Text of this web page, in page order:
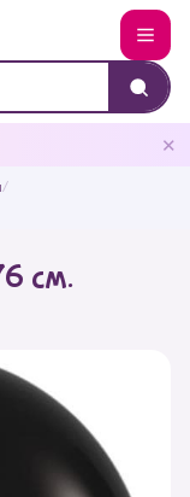
✕
/
см.